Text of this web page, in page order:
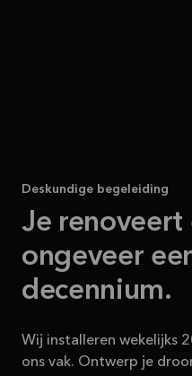
Deskundige begeleiding
Je renoveert
ongeveer
decennium.
Wij installeren wekelijks
ons vak. Ontwerp je